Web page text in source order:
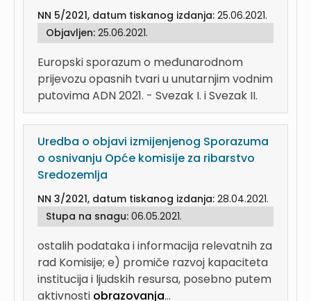
NN 5/2021, datum tiskanog izdanja: 25.06.2021.
Objavljen: 25.06.2021.
Europski sporazum o međunarodnom
prijevozu opasnih tvari u unutarnjim vodnim
putovima ADN 2021. - Svezak I. i Svezak II.
Uredba o objavi izmijenjenog Sporazuma
o osnivanju Opće komisije za ribarstvo
Sredozemlja
NN 3/2021, datum tiskanog izdanja: 28.04.2021.
Stupa na snagu: 06.05.2021.
ostalih podataka i informacija relevatnih za
rad Komisije; e) promiče razvoj kapaciteta
institucija i ljudskih resursa, posebno putem
aktivnosti obrazovanja...